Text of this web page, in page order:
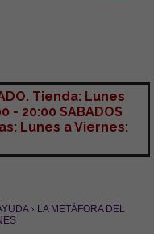
Tienda: Lunes
- 20:00 SABADOS
Lunes a Viernes:
LA METÁFORA DEL